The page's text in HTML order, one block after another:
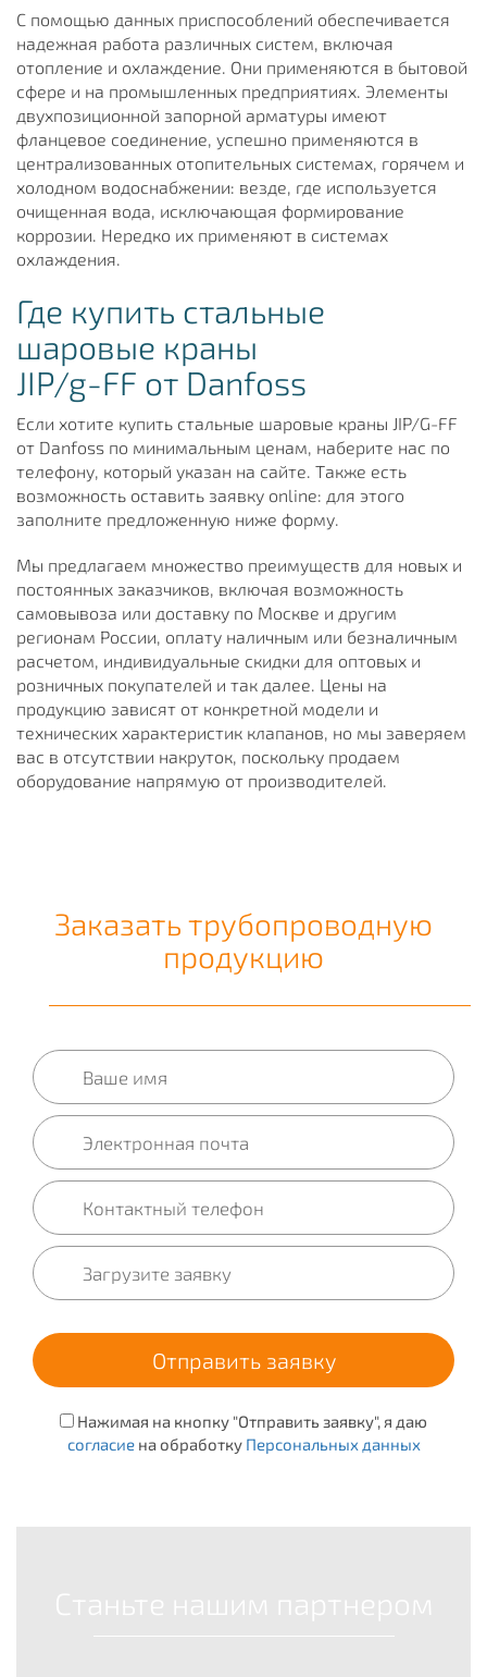
С помощью данных приспособлений обеспечивается
надежная работа различных систем, включая
отопление и охлаждение. Они применяются в бытовой
сфере и на промышленных предприятиях. Элементы
двухпозиционной запорной арматуры имеют
фланцевое соединение, успешно применяются в
централизованных отопительных системах, горячем и
холодном водоснабжении: везде, где используется
очищенная вода, исключающая формирование
коррозии. Нередко их применяют в системах
охлаждения.
Где купить стальные
шаровые краны
JIP/g-FF от Danfoss
Если хотите купить стальные шаровые краны JIP/G-FF
от Danfoss по минимальным ценам, наберите нас по
телефону, который указан на сайте. Также есть
возможность оставить заявку online: для этого
заполните предложенную ниже форму.
Мы предлагаем множество преимуществ для новых и
постоянных заказчиков, включая возможность
самовывоза или доставку по Москве и другим
регионам России, оплату наличным или безналичным
расчетом, индивидуальные скидки для оптовых и
розничных покупателей и так далее. Цены на
продукцию зависят от конкретной модели и
технических характеристик клапанов, но мы заверяем
вас в отсутствии накруток, поскольку продаем
оборудование напрямую от производителей.
Заказать трубопроводную
продукцию
Нажимая на кнопку "Отправить заявку", я даю
согласиена обработку Персональных данных